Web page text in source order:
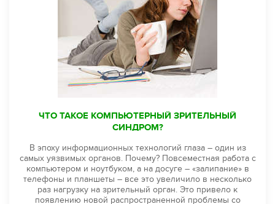
ЧТО ТАКОЕ КОМПЬЮТЕРНЫЙ ЗРИТЕЛЬНЫЙ
СИНДРОМ?
В эпоху информационных технологий глаза – один из
самых уязвимых органов. Почему? Повсеместная работа с
компьютером и ноутбуком, а на досуге – «залипание» в
телефоны и планшеты – все это увеличило в несколько
раз нагрузку на зрительный орган. Это привело к
появлению новой распространенной проблемы со